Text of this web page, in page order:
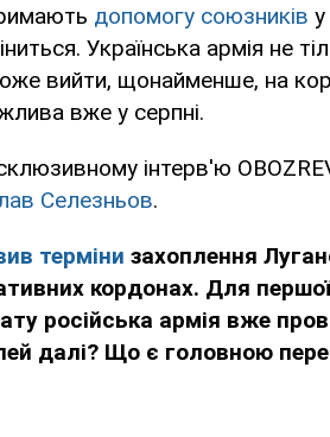
допомогу союзників
Українська армія не
вийти, щонайменше, на
вже у серпні.
інтерв'ю
Селезньов.
терміни захоплення
кордонах. Для
російська армія вже
далі? Що є головною